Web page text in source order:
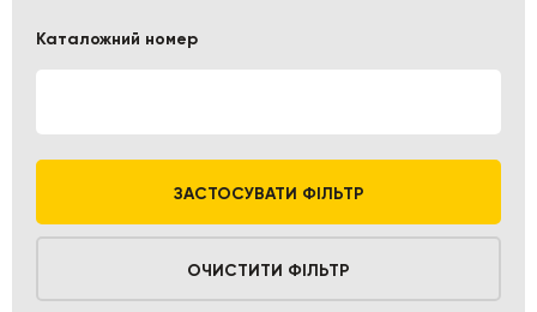
Каталожний номер
ЗАСТОСУВАТИ ФІЛЬТР
ОЧИСТИТИ ФІЛЬТР